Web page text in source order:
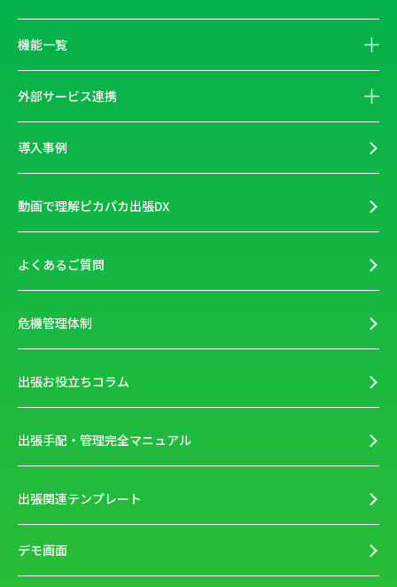
機能一覧
外部サービス連携
導入事例
動画で理解ピカパカ出張DX
よくあるご質問
危機管理体制
出張お役立ちコラム
出張手配・管理完全マニュアル
出張関連テンプレート
デモ画面